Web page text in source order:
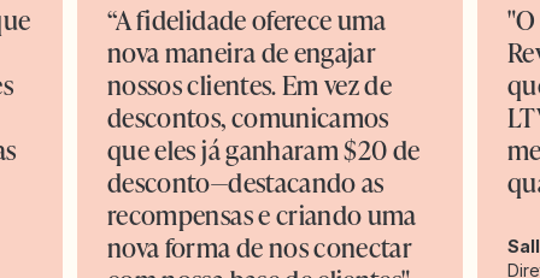
“A fidelidade oferece uma
nova maneira de engajar
nossos clientes. Em vez de
descontos, comunicamos
que eles já ganharam $20 de
desconto—destacando as
recompensas e criando uma
nova forma de nos conectar